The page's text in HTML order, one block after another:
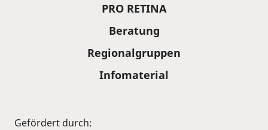
PRO RETINA
Beratung
Regionalgruppen
Infomaterial
Gefördert durch: